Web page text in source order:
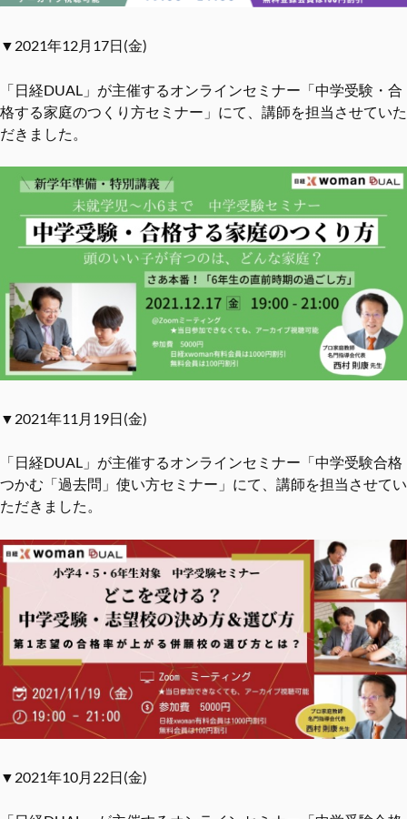
▼2021年12月17日(金)
「日経DUAL」が主催するオンラインセミナー「中学受験・合
格する家庭のつくり方セミナー」にて、講師を担当させていた
だきました。
▼2021年11月19日(金)
「日経DUAL」が主催するオンラインセミナー「中学受験合格
つかむ「過去問」使い方セミナー」にて、講師を担当させてい
ただきました。
▼2021年10月22日(金)